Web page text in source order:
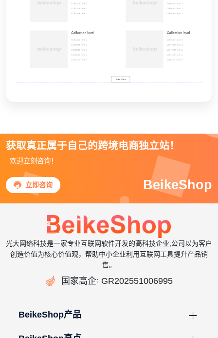
获取真正属于自己的跨境电商独立站！
欢迎立刻咨询！
 立即咨询 BeikeShop
光大网络科技是一家专业互联网软件开发的高科技企业,公司以为客户
创造价值为核心价值观，帮助中小企业利用互联网工具提升产品销
售。
 国家高企： GR202551006995
BeikeShop产品